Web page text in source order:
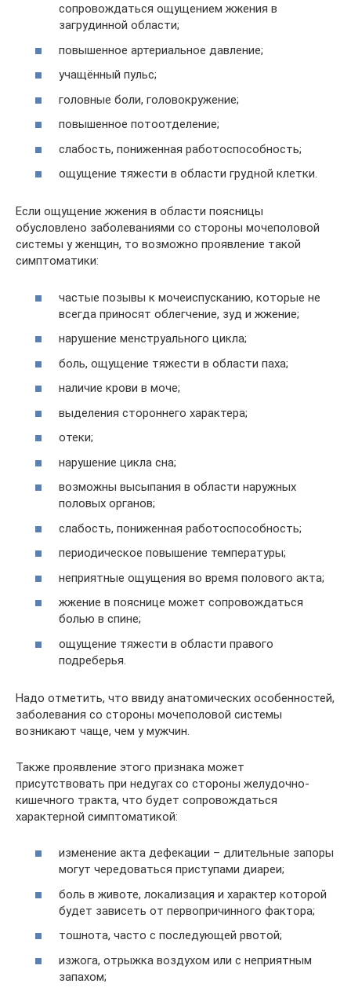
сопровождаться ощущением жжения в
загрудинной области;
повышенное артериальное давление;
учащённый пульс;
головные боли, головокружение;
повышенное потоотделение;
слабость, пониженная работоспособность;
ощущение тяжести в области грудной клетки.
Если ощущение жжения в области поясницы
обусловлено заболеваниями со стороны мочеполовой
системы у женщин, то возможно проявление такой
симптоматики:
частые позывы к мочеиспусканию, которые не
всегда приносят облегчение, зуд и жжение;
нарушение менструального цикла;
боль, ощущение тяжести в области паха;
наличие крови в моче;
выделения стороннего характера;
отеки;
нарушение цикла сна;
возможны высыпания в области наружных
половых органов;
слабость, пониженная работоспособность;
периодическое повышение температуры;
неприятные ощущения во время полового акта;
жжение в пояснице может сопровождаться
болью в спине;
ощущение тяжести в области правого
подреберья.
Надо отметить, что ввиду анатомических особенностей,
заболевания со стороны мочеполовой системы
возникают чаще, чем у мужчин.
Также проявление этого признака может
присутствовать при недугах со стороны желудочно-
кишечного тракта, что будет сопровождаться
характерной симптоматикой:
изменение акта дефекации – длительные запоры
могут чередоваться приступами диареи;
боль в животе, локализация и характер которой
будет зависеть от первопричинного фактора;
тошнота, часто с последующей рвотой;
изжога, отрыжка воздухом или с неприятным
запахом;